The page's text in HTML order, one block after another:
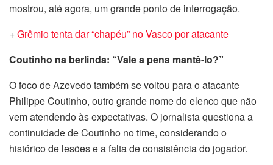
mostrou, até agora, um grande ponto de interrogação.
+Grêmio tenta dar “chapéu” no Vasco por atacante
Coutinho na berlinda: “Vale a pena mantê-lo?”
O foco de Azevedo também se voltou para o atacante
Philippe Coutinho, outro grande nome do elenco que não
vem atendendo às expectativas. O jornalista questiona a
continuidade de Coutinho no time, considerando o
histórico de lesões e a falta de consistência do jogador.